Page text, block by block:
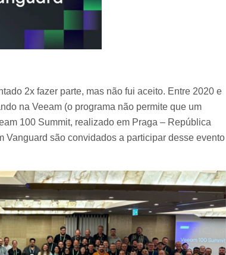
2x fazer parte, mas não fui aceito. Entre 2020 e
na Veeam (o programa não permite que um
100 Summit, realizado em Praga – República
Vanguard são convidados a participar desse evento